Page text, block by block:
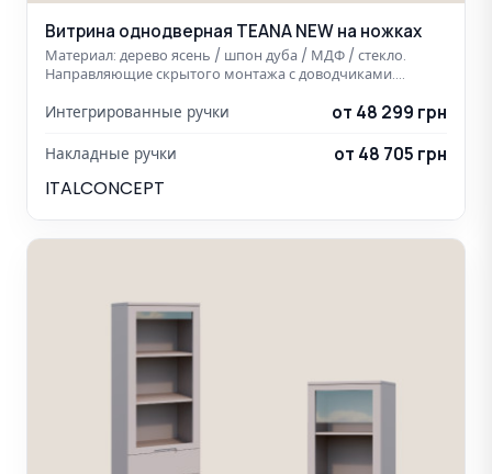
Витрина однодверная TEANA NEW на ножках
Материал: дерево ясень / шпон дуба / МДФ / стекло.
Направляющие скрытого монтажа с доводчиками.…
Интегрированные ручки от 48 299 грн
Накладные ручки от 48 705 грн
ITALCONCEPT